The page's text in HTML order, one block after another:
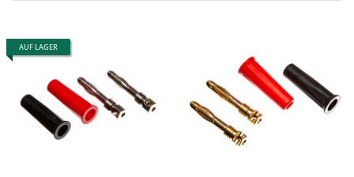
AUF LAGER